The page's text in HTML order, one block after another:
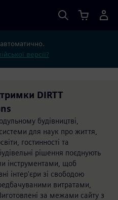
версії?
DIRTT
будівництві,
для наук про життя,
гостинності та
рішення поєднують
інструментами, щоб
інтер'єри зі свободою
витратами,
за межами сайту з